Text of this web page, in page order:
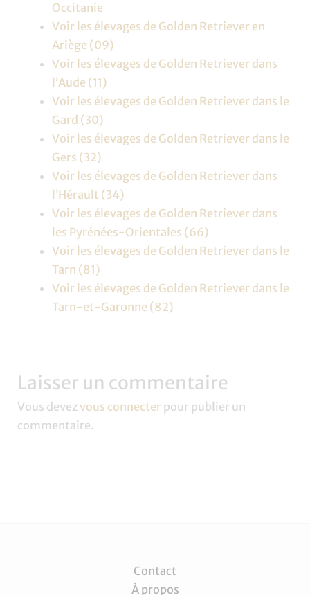
Occitanie
Voir les élevages de Golden Retriever en
Ariège (09)
Voir les élevages de Golden Retriever dans
l’Aude (11)
Voir les élevages de Golden Retriever dans le
Gard (30)
Voir les élevages de Golden Retriever dans le
Gers (32)
Voir les élevages de Golden Retriever dans
l’Hérault (34)
Voir les élevages de Golden Retriever dans
les Pyrénées-Orientales (66)
Voir les élevages de Golden Retriever dans le
Tarn (81)
Voir les élevages de Golden Retriever dans le
Tarn-et-Garonne (82)
Laisser un commentaire
Vous devezvous connecter pour publier un
commentaire.
Contact
À propos